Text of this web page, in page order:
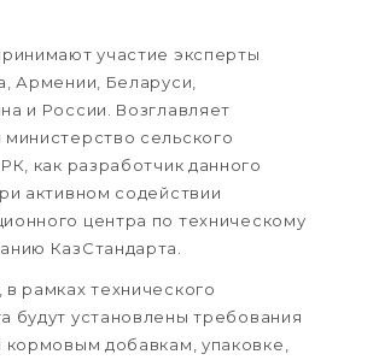
участие эксперты
Армении, Беларуси,
и России. Возглавляет
министерство сельского
как разработчик данного
активном содействии
центра по техническому
КазСтандарта.
рамках технического
будут установлены требования
кормовым добавкам, упаковке,